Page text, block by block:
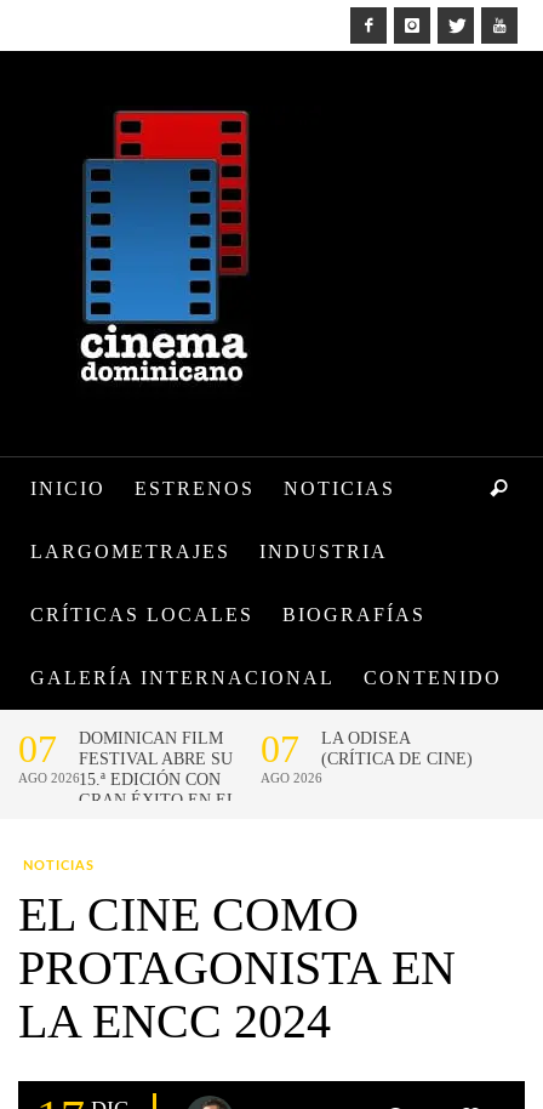
INICIO ESTRENOS NOTICIAS
LARGOMETRAJES INDUSTRIA
CRÍTICAS LOCALES BIOGRAFÍAS
GALERÍA INTERNACIONAL CONTENIDO
NOTICIAS
EL CINE COMO
PROTAGONISTA EN
LA ENCC 2024